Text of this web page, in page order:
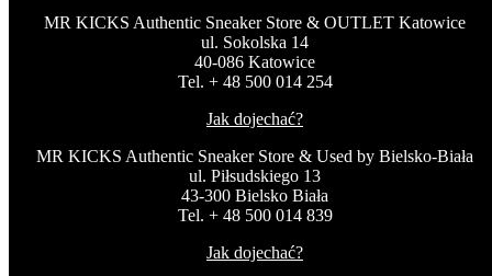
MR KICKS Authentic Sneaker Store & OUTLET Katowice
ul. Sokolska 14
40-086 Katowice
Tel. + 48 500 014 254
Jak dojechać?
MR KICKS Authentic Sneaker Store & Used by Bielsko-Biała
ul. Piłsudskiego 13
43-300 Bielsko Biała
Tel. + 48 500 014 839
Jak dojechać?